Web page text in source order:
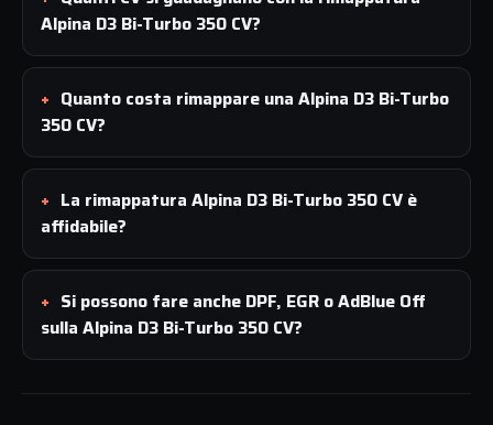
Alpina D3 Bi-Turbo 350 CV?
Quanto costa rimappare una Alpina D3 Bi-Turbo
350 CV?
La rimappatura Alpina D3 Bi-Turbo 350 CV è
affidabile?
Si possono fare anche DPF, EGR o AdBlue Off
sulla Alpina D3 Bi-Turbo 350 CV?